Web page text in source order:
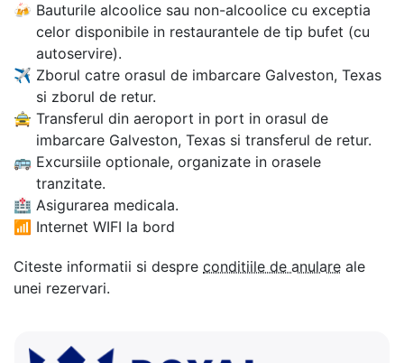
🍻 Bauturile alcoolice sau non-alcoolice cu exceptia
celor disponibile in restaurantele de tip bufet (cu
autoservire).
✈ Zborul catre orasul de imbarcare Galveston, Texas
si zborul de retur.
🚖 Transferul din aeroport in port in orasul de
imbarcare Galveston, Texas si transferul de retur.
🚌 Excursiile optionale, organizate in orasele
tranzitate.
🏥 Asigurarea medicala.
📶 Internet WIFI la bord
Citeste informatii si despre conditiile de anulare ale
unei rezervari.